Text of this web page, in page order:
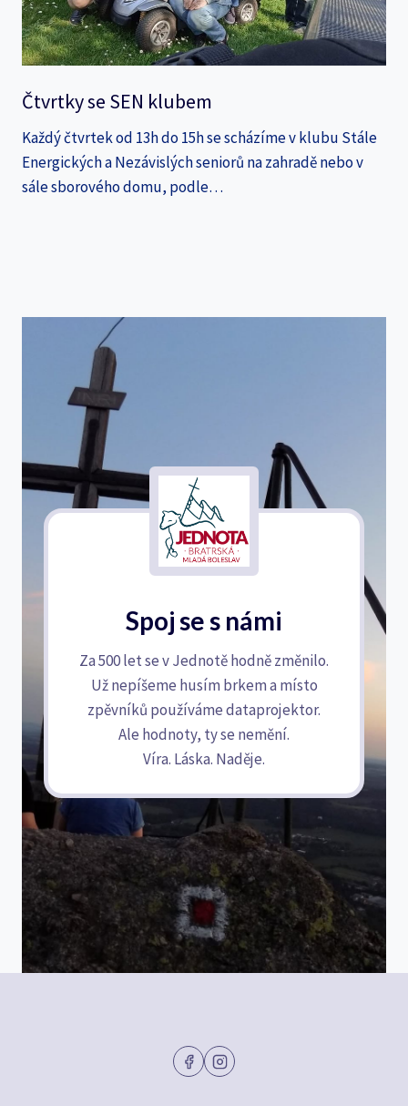
Čtvrtky se SEN klubem
Každý čtvrtek od 13h do 15h se scházíme v klubu Stále
Energických a Nezávislých seniorů na zahradě nebo v
sále sborového domu, podle…
Spoj se s námi
Za 500 let se v Jednotě hodně změnilo.
Už nepíšeme husím brkem a místo
zpěvníků používáme dataprojektor.
Ale hodnoty, ty se nemění.
Víra. Láska. Naděje.